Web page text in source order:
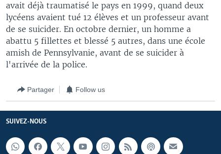
avait déjà traumatisé le pays en 1999, quand deux
lycéens avaient tué 12 élèves et un professeur avant
de se suicider. En octobre dernier, un homme a
abattu 5 fillettes et blessé 5 autres, dans une école
amish de Pennsylvanie, avant de se suicider à
l'arrivée de la police.
Partager Follow us
SUIVEZ-NOUS